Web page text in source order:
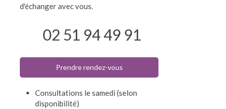
d'échanger avec vous.
02 51 94 49 91
Prendre rendez-vous
Consultations le samedi (selon
disponibilité)